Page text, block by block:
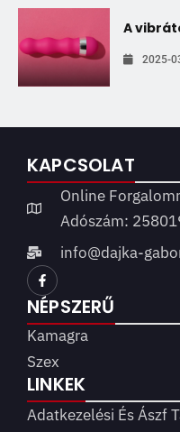
A
2025-
KAPCSOLAT
Online
Adószám:
info@dajka-
NÉPSZERŰ
Kamagra
Szex
LINKEK
Adatkezelési És Ászf